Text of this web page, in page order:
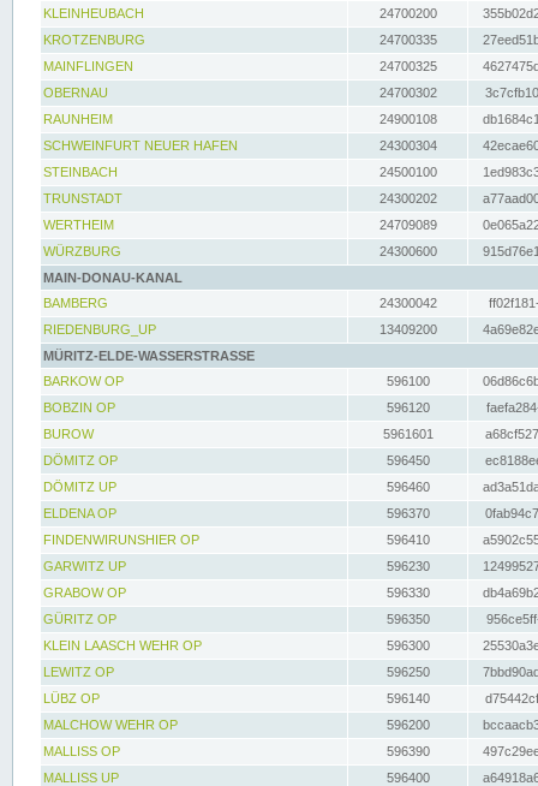
KLEINHEUBACH 24700200
KROTZENBURG
24700335
MAINFLINGEN
24700325
OBERNAU
24700302
RAUNHEIM
24900108
SCHWEINFURT NEUER HAFEN
24300304
STEINBACH
24500100
TRUNSTADT
24300202
WERTHEIM
24709089
WÜRZBURG
24300600
MAIN-DONAU-KANAL
BAMBERG
24300042
RIEDENBURG_UP
13409200
MÜRITZ-ELDE-WASSERSTRASSE
BARKOW OP
596100
BOBZIN OP
596120
BUROW
5961601
DÖMITZ OP
596450
DÖMITZ UP
596460
ELDENA OP
596370
FINDENWIRUNSHIER OP
596410
GARWITZ UP
596230
GRABOW OP
596330
GÜRITZ OP
596350
KLEIN LAASCH WEHR OP
596300
LEWITZ OP
596250
LÜBZ OP
596140
MALCHOW WEHR OP
596200
MALLISS OP
596390
MALLISS UP
596400